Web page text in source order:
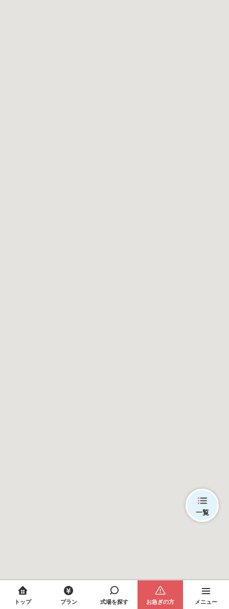
一覧
トップ プラン 式場を探す お急ぎの方 メニュー